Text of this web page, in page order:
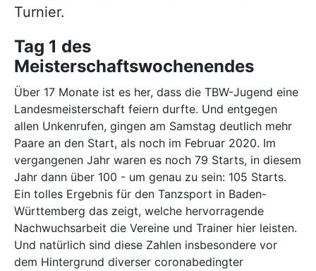
Turnier.
Tag 1 des
Meisterschaftswochenendes
Über 17 Monate ist es her, dass die TBW-Jugend eine
Landesmeisterschaft feiern durfte. Und entgegen
allen Unkenrufen, gingen am Samstag deutlich mehr
Paare an den Start, als noch im Februar 2020. Im
vergangenen Jahr waren es noch 79 Starts, in diesem
Jahr dann über 100 - um genau zu sein: 105 Starts.
Ein tolles Ergebnis für den Tanzsport in Baden-
Württemberg das zeigt, welche hervorragende
Nachwuchsarbeit die Vereine und Trainer hier leisten.
Und natürlich sind diese Zahlen insbesondere vor
dem Hintergrund diverser coronabedingter